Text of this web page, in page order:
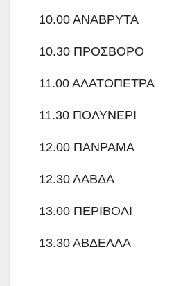
10.00 ΑΝΑΒΡΥΤΑ
10.30 ΠΡΟΣΒΟΡΟ
11.00 ΑΛΑΤΟΠΕΤΡΑ
11.30 ΠΟΛΥΝΕΡΙ
12.00 ΠΑΝΡΑΜΑ
12.30 ΛΑΒΔΑ
13.00 ΠΕΡΙΒΟΛΙ
13.30 ΑΒΔΕΛΛA